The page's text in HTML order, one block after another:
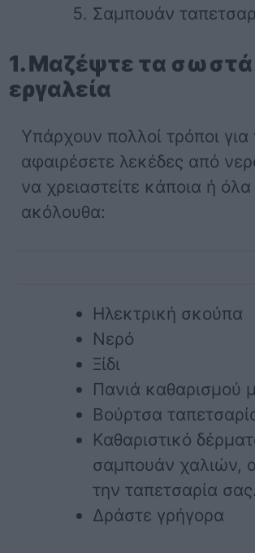
Σαμπουάν
1. Μαζέψτε τα σωστά
εργαλεία
Υπάρχουν πολλοί τρόποι για
αφαιρέσετε λεκέδες από
να χρειαστείτε κάποια ή
ακόλουθα:
Ηλεκτρική σκούπα
Νερό
Ξίδι
Πανιά καθαρισμού
Βούρτσα
Καθαριστικό
σαμπουάν χαλιών,
την ταπετσαρία σας.
Δράστε γρήγορα